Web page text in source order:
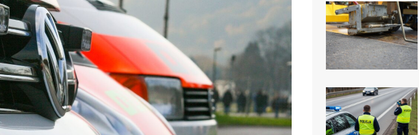
Sokołowskiego
Pomorskiej Akademii
Medycznej
Szpital Kliniczny nr 2
Specjalistyczny Szpital im.